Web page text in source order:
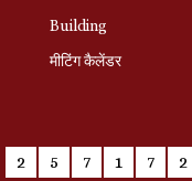
Building
मीटिंग कैलेंडर
2 5 7 1 7 2